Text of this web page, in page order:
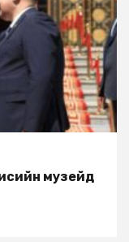
музейд